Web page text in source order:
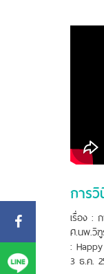
เรื่อง :
ศ.นพ.วิ
:
3 ธ.ค.